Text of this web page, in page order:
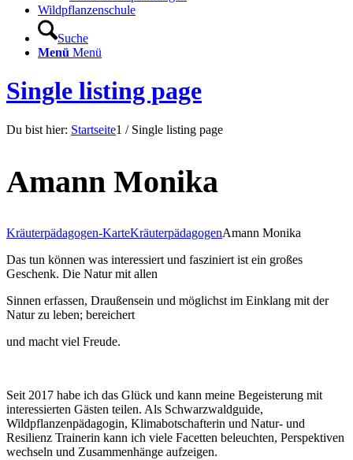
Wildpflanzenschule
Suche
Menü Menü
Single listing page
Du bist hier: Startseite1 / Single listing page
Amann Monika
Kräuterpädagogen-KarteKräuterpädagogenAmann Monika
Das tun können was interessiert und fasziniert ist ein großes
Geschenk. Die Natur mit allen
Sinnen erfassen, Draußensein und möglichst im Einklang mit der
Natur zu leben; bereichert
und macht viel Freude.
Seit 2017 habe ich das Glück und kann meine Begeisterung mit
interessierten Gästen teilen. Als Schwarzwaldguide,
Wildpflanzenpädagogin, Klimabotschafterin und Natur- und
Resilienz Trainerin kann ich viele Facetten beleuchten, Perspektiven
wechseln und Zusammenhänge aufzeigen.